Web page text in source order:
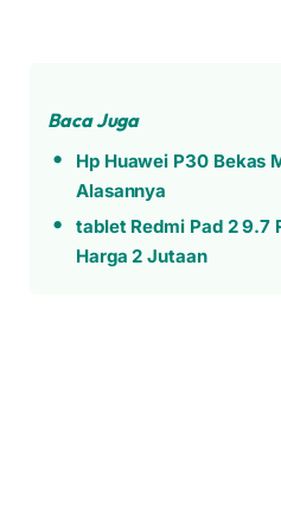
Baca Juga
Hp Huawei P30 Bekas
Alasannya
tablet Redmi Pad 2 9.7
Harga 2 Jutaan